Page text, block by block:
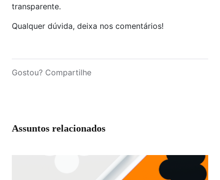
transparente.
Qualquer dúvida, deixa nos comentários!
Gostou? Compartilhe
Assuntos relacionados